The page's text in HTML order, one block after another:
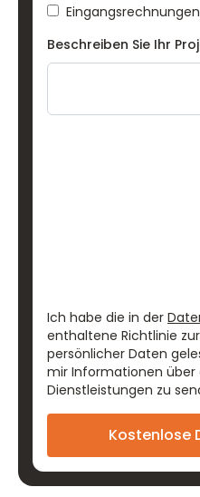
Eingangsrechnungen
Beschreiben Sie Ihr
Ich habe die in der
enthaltene Richtlinie
persönlicher Daten
mir Informationen über
Dienstleistungen zu